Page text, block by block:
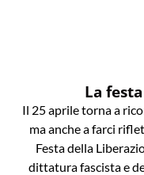
La
Il 25 aprile torna a
ma anche a farci
Festa della
dittatura fascista e